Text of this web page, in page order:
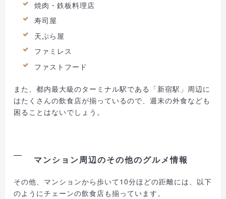
焼肉・鉄板料理店
寿司屋
天ぷら屋
ファミレス
ファストフード
また、都内最大級のターミナル駅である「新宿駅」周辺に
はたくさんの飲食店が揃っているので、週末の外食なども
困ることはないでしょう。
マンション周辺のその他のグルメ情報
その他、マンションから歩いて10分ほどの距離には、以下
のようにチェーンの飲食店も揃っています。